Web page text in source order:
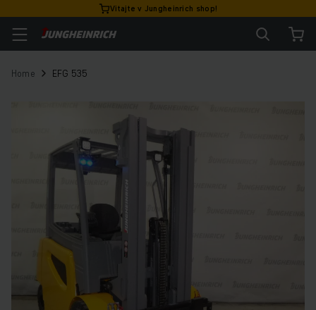
Vitajte v Jungheinrich shop!
Home EFG 535